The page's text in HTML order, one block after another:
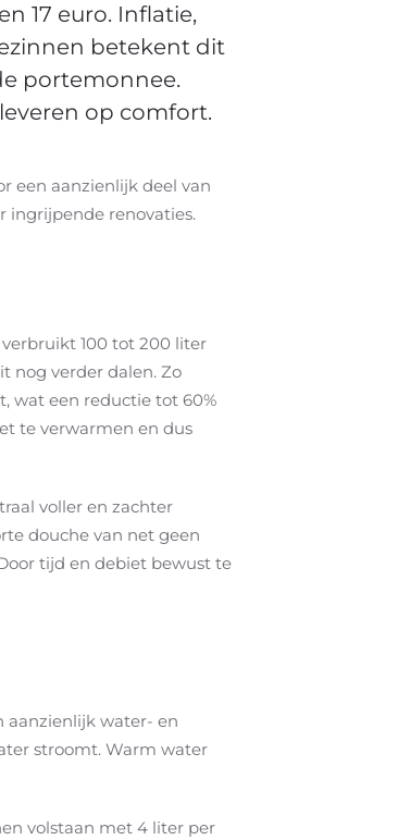
17 euro. Inflatie,
betekent dit
portemonnee.
op comfort.
een aanzienlijk deel van
ingrijpende renovaties.
100 tot 200 liter
nog verder dalen. Zo
wat een reductie tot 60%
te verwarmen en dus
voller en zachter
douche van net geen
tijd en debiet bewust te
aanzienlijk water- en
stroomt. Warm water
volstaan met 4 liter per